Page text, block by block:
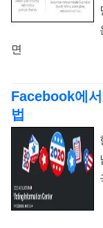
면
Facebook에
법